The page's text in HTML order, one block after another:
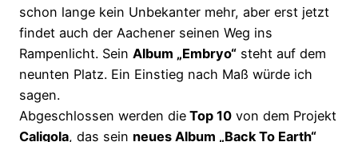
schon lange kein Unbekanter mehr, aber erst jetzt
findet auch der Aachener seinen Weg ins
Rampenlicht. Sein Album „Embryo“ steht auf dem
neunten Platz. Ein Einstieg nach Maß würde ich
sagen.
Abgeschlossen werden die Top 10 von dem Projekt
Caligola, das sein neues Album „Back To Earth“